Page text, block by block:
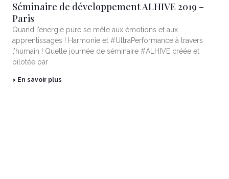
Séminaire de développement ALHIVE 2019 –
Paris
Quand l’énergie pure se mêle aux émotions et aux
apprentissages ! Harmonie et #UltraPerformance à travers
l’humain ! Quelle journée de séminaire #ALHIVE créée et
pilotée par
> En savoir plus